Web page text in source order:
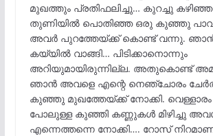
മുഖത്തും പ്രതിഫലിച്ചു… കുറച്ചു
തുണിയിൽ പൊതിഞ്ഞ ഒരു കുഞ്ഞു
അവർ പുറത്തേയ്ക്ക് കൊണ്ട് വന്നു.
കയ്യിൽ വാങ്ങി… പിടിക്കാനൊന്നും
അറിയുമായിരുന്നില്ല. അതുകൊണ്ട് അമ്മ
ഞാൻ അവളെ എന്റെ നെഞ്ചോരം
കുഞ്ഞു മുഖത്തേയ്ക്ക് നോക്കി.
പോലുള്ള കുഞ്ഞി കണ്ണുകൾ മിഴിച്ചു
എന്നെത്തന്നെ നോക്കി…. റോസ്